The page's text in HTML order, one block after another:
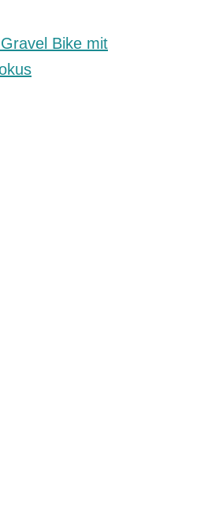
Bike mit